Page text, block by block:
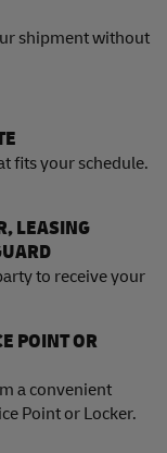
shipment without
fits your schedule.
LEASING
to receive your
POINT OR
a convenient
Point or Locker.